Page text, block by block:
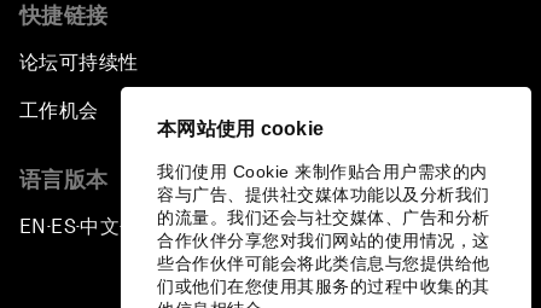
本网站使用 cookie
我们使用 Cookie 来制作贴合用户需求的内
容与广告、提供社交媒体功能以及分析我们
的流量。我们还会与社交媒体、广告和分析
合作伙伴分享您对我们网站的使用情况，这
些合作伙伴可能会将此类信息与您提供给他
们或他们在您使用其服务的过程中收集的其
快捷链接
论坛可持续性
工作机会
语言版本
EN ▪ES▪中文▪ 日本語